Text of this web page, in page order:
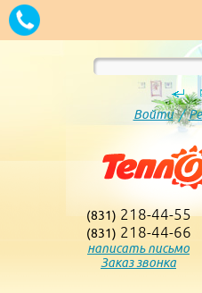
Войти/
(831) 218-44-55
(831) 218-44-66
написать письмо
Заказ звонка